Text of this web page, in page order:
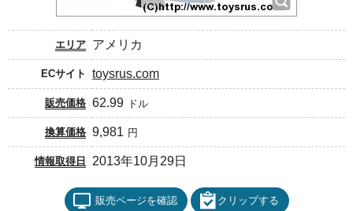
エリア アメリカ
ECサイト toysrus.com
販売価格 62.99 ドル
換算価格 9,981 円
情報取得日 2013年10月29日
販売ページを確認 クリップする